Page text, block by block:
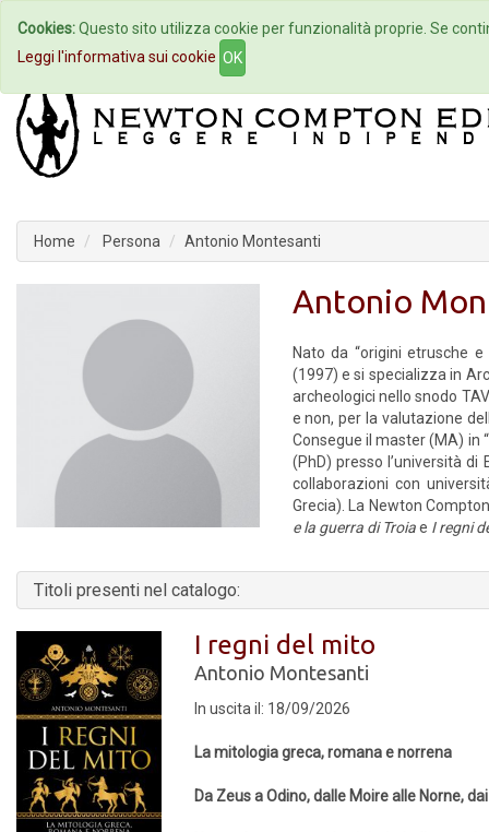
Home Autori Eventi
Home Persona Antonio Montesanti
Antonio
Nato da “origini etrusche
(1997) e si specializza in
archeologici nello snodo
e non, per la valutazione
Consegue il master (MA) in
(PhD) presso l’università
collaborazioni con
Grecia). La Newton
e la guerra di Troiae I regni
Titoli presenti nel catalogo:
I regni del mito
Antonio Montesanti
In uscita il: 18/09/2026
La mitologia greca, romana e norrena
Da Zeus a Odino, dalle Moire alle Norne,
Cookies:Questo sito utilizza cookie per funzionalità proprie. Se
Leggi l'informativa sui cookie OK